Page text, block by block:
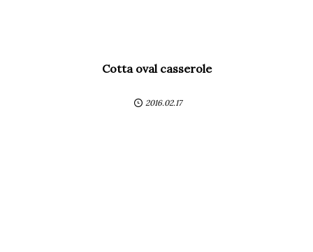
Cotta oval casserole
2016.02.17